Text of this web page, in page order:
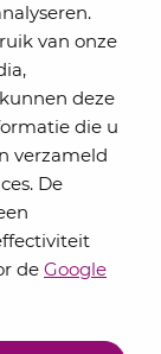
van onze
deze
die u
verzameld
De
de Google
Lansigt in